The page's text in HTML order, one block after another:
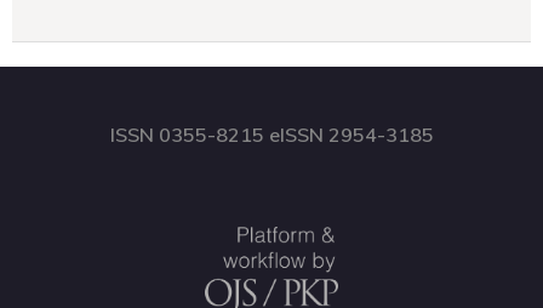
ISSN 0355-8215 eISSN 2954-3185